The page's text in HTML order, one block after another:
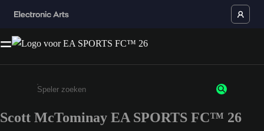
Enter a minimum of 3 characters or numbers
Scott McTominay EA SPORTS FC™ 26